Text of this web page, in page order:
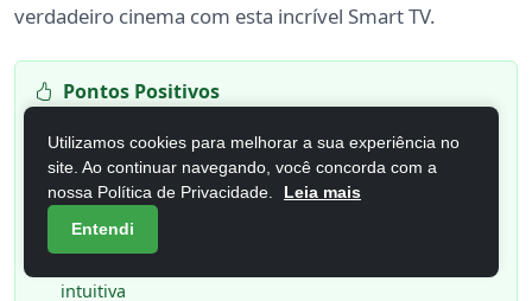
verdadeiro cinema com esta incrível Smart TV.
Pontos Positivos
Imagens em 4K UHD para uma qualidade visual
impressionante
Acesso fácil ao Google TV e a uma vasta biblioteca de
aplicativos
intuitiva
Utilizamos cookies para melhorar a sua experiência no
site. Ao continuar navegando, você concorda com a
nossa Política de Privacidade.
Leia mais
Entendi